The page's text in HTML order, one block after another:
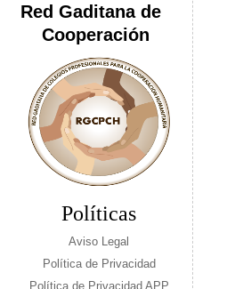
Red Gaditana de
Cooperación
Políticas
Aviso Legal
Política de Privacidad
Política de Privacidad APP